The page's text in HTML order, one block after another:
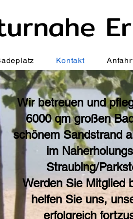
Kontakt
Wir betreuen und
6000 qm großen
schönem Sandstrand
im
Straubing/
Werden Sie Mitglied
helfen Sie uns,
erfolgreich